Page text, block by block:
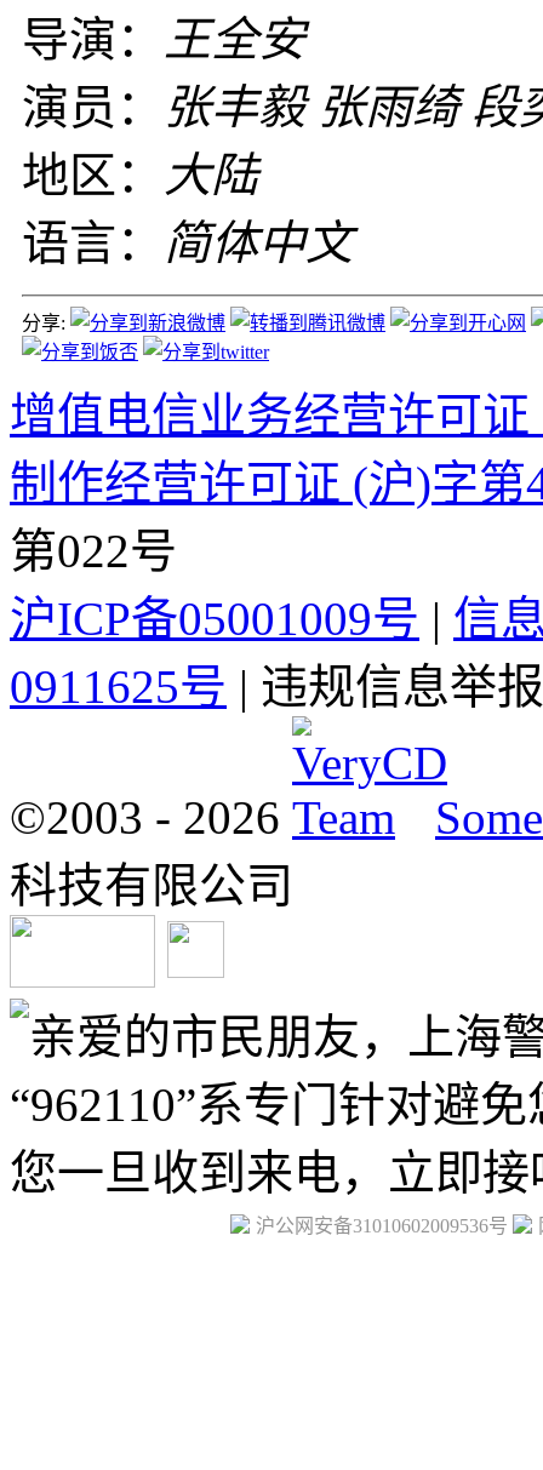
导演： 王全安
演员：
张丰毅 张雨绮 段
地区：
大陆
语言： 简体中文
分享:
增值电信业务经营许可证
制作经营许可证 (沪)字第
第022号
沪ICP备05001009号 | 信
0911625号 | 违规信息举
©2003 - 2026
科技有限公司
沪公网安备31010602009536号